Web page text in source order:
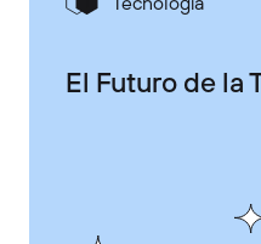
El Futuro de la